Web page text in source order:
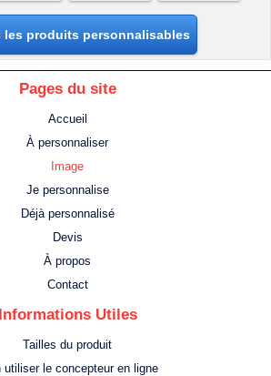
les produits personnalisables
Pages du site
Accueil
À personnaliser
Image
Je personnalise
Déjà personnalisé
Devis
À propos
Contact
Informations Utiles
Tailles du produit
utiliser le concepteur en ligne